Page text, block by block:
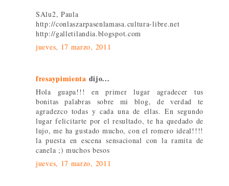
SAlu2, Paula
http://conlaszarpasenlamasa.cultura-libre.net
http://galletilandia.blogspot.com
jueves, 17 marzo, 2011
fresaypimienta dijo...
Hola guapa!!! en primer lugar agradecer tus
bonitas palabras sobre mi blog, de verdad te
agradezco todas y cada una de ellas. En segundo
lugar felicitarte por el resultado, te ha quedado de
lujo, me ha gustado mucho, con el romero ideal!!!!
la puesta en escena sensacional con la ramita de
canela ;) muchos besos
jueves, 17 marzo, 2011